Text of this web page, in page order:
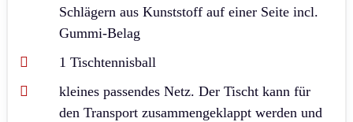
Schlägern aus Kunststoff auf einer Seite incl.
Gummi-Belag
1 Tischtennisball
kleines passendes Netz. Der Tischt kann für
den Transport zusammengeklappt werden und